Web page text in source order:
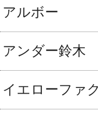
アルボー
アンダー鈴木
イエローファ